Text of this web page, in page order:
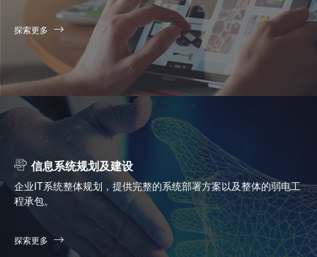
探索更多
信息系统规划及建设
企业IT系统整体规划，提供完整的系统部署方案以及整体的弱电工
程承包。
探索更多